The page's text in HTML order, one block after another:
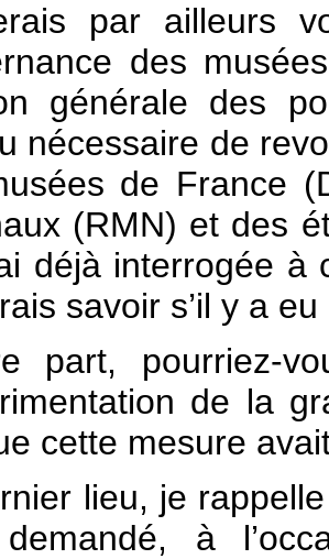
par ailleurs
des
générale des
nécessaire de
de France
(RMN) et des
déjà interrogée à
savoir s’il y a
part, pourriez-
de la
cette mesure
lieu, je
à